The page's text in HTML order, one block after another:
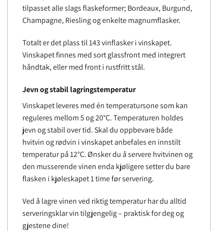
tilpasset alle slags flaskeformer; Bordeaux, Burgund,
Champagne, Riesling og enkelte magnumflasker.
Totalt er det plass til 143 vinflasker i vinskapet.
Vinskapet finnes med sort glassfront med integrert
håndtak, eller med front i rustfritt stål.
Jevn og stabil lagringstemperatur
Vinskapet leveres med én temperatursone som kan
reguleres mellom 5 og 20°C. Temperaturen holdes
jevn og stabil over tid. Skal du oppbevare både
hvitvin og rødvin i vinskapet anbefales en innstilt
temperatur på 12°C. Ønsker du å servere hvitvinen og
den musserende vinen enda kjøligere setter du bare
flasken i kjøleskapet 1 time før servering.
Ved å lagre vinen ved riktig temperatur har du alltid
serveringsklar vin tilgjengelig – praktisk for deg og
gjestene dine!